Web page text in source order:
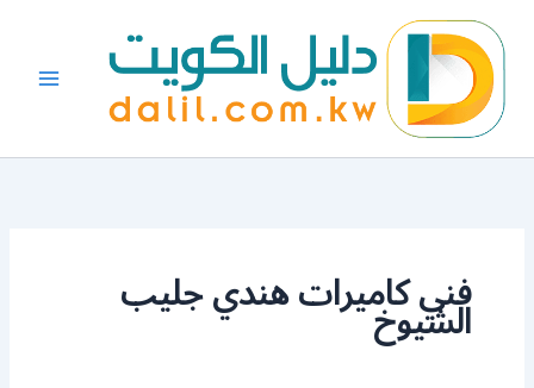
المحتوى
فني كاميرات هندي جليب
الشيوخ